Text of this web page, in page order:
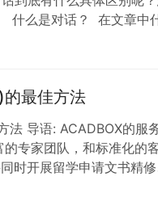
什么是对话？ 在文章
了解如…
最佳方法
导语: ACADBOX的服
专家团队，和标准化
时开展留学申请文书精